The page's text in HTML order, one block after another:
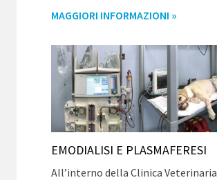
MAGGIORI INFORMAZIONI »
EMODIALISI E PLASMAFERESI
All’interno della Clinica Veterinaria